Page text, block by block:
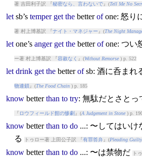
著 吉田利子訳 『秘密なら、言わないで』(Tell Me No
letsb’s temper get the better ofone: 怒り
著 村上博基訳 『ナイト・マネジャー 』(The Night
letone’s anger get the better ofone: つい
ー著 村上博基訳 『容赦なく 』(Without Remorse) p. 522
let drink get the better ofsb: 酒に呑まれ
物連鎖 』(The Food Chain) p. 185
know better than to try: 無駄だとさとっ
『 ロウフィールド館の惨劇 』(A Judgement in Stone) p.
know better than to do...: 〜してはいけ
る
トゥロー著 上田公子訳 『有罪答弁』(Pleading Guilty
know better than to do...: 〜は禁物だ ト